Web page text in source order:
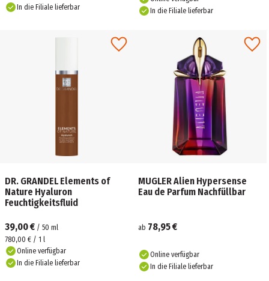
In die Filiale lieferbar
In die Filiale lieferbar
DR. GRANDEL Elements of
Nature Hyaluron
Feuchtigkeitsfluid
39,00 € / 50 ml
780,00 € / 1 l
Online verfügbar
In die Filiale lieferbar
MUGLER Alien Hypersense
Eau de Parfum Nachfüllbar
ab 78,95 €
Online verfügbar
In die Filiale lieferbar